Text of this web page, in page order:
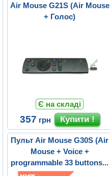
Air Mouse G21S (Air Mouse
+ Голос)
Є на складі
357 грн
Пульт Air Mouse G30S (Air
Mouse + Voice +
programmable 33 buttons...